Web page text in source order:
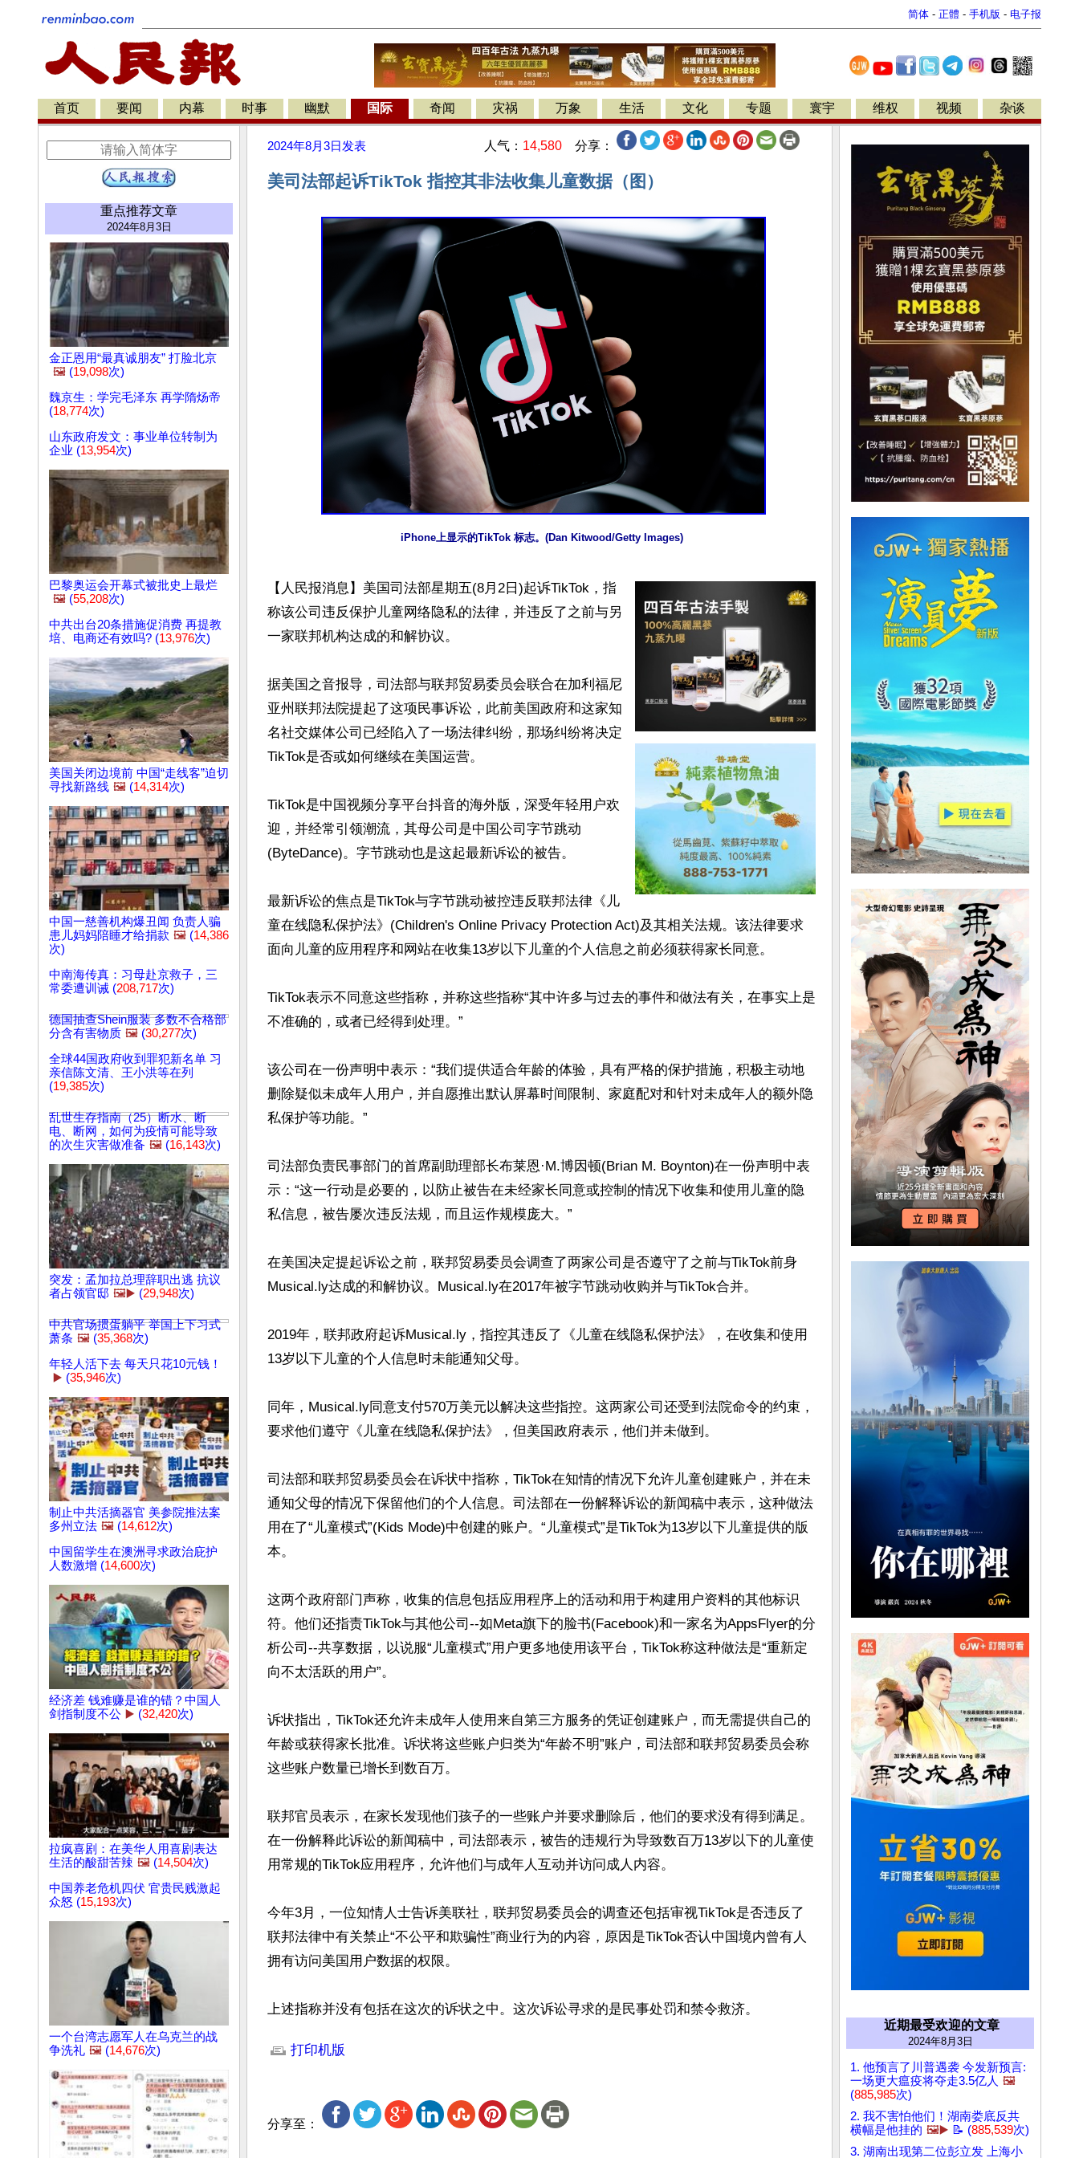
简体 - 正體 - 手机版 - 电子报
首页 要闻 内幕 时事 幽默 国际 奇闻 灾祸 万象 生活 文化 专题 寰宇 维权 视频 杂谈
重点推荐文章
2024年8月3日
金正恩用“最真诚朋友” 打脸北京
🖼️ (19,098次)
魏京生：学完毛泽东 再学隋炀帝
(18,774次)
山东政府发文：事业单位转制为
企业 (13,954次)
巴黎奥运会开幕式被批史上最烂
🖼️ (55,208次)
中共出台20条措施促消费 再提教
培、电商还有效吗? (13,976次)
美国关闭边境前 中国“走线客”迫切
寻找新路线 🖼️ (14,314次)
中国一慈善机构爆丑闻 负责人骗
患儿妈妈陪睡才给捐款 🖼️ (14,386
次)
中南海传真：习母赴京救子，三
常委遭训诫 (208,717次)
德国抽查Shein服装 多数不合格部
分含有害物质 🖼️ (30,277次)
全球44国政府收到罪犯新名单 习
亲信陈文清、王小洪等在列
(19,385次)
乱世生存指南（25）断水、断
电、断网，如何为疫情可能导致
的次生灾害做准备 🖼️ (16,143次)
突发：孟加拉总理辞职出逃 抗议
者占领官邸 🖼️▶️ (29,948次)
中共官场掼蛋躺平 举国上下习式
萧条 🖼️ (35,368次)
年轻人活下去 每天只花10元钱！
▶️ (35,946次)
制止中共活摘器官 美参院推法案
多州立法 🖼️ (14,612次)
中国留学生在澳洲寻求政治庇护
人数激增 (14,600次)
经济差 钱难赚是谁的错？中国人
剑指制度不公 ▶️ (32,420次)
拉疯喜剧：在美华人用喜剧表达
生活的酸甜苦辣 🖼️ (14,504次)
中国养老危机四伏 官贵民贱激起
众怒 (15,193次)
一个台湾志愿军人在乌克兰的战
争洗礼 🖼️ (14,676次)
2024年8月3日 发表 人气： 14,580 分享：
美司法部起诉TikTok 指控其非法收集儿童数据（图）
iPhone上显示的TikTok 标志。(Dan Kitwood/Getty Images)
【人民报消息】美国司法部星期五(8月2日)起诉TikTok，指
称该公司违反保护儿童网络隐私的法律，并违反了之前与另
一家联邦机构达成的和解协议。
据美国之音报导，司法部与联邦贸易委员会联合在加利福尼
亚州联邦法院提起了这项民事诉讼，此前美国政府和这家知
名社交媒体公司已经陷入了一场法律纠纷，那场纠纷将决定
TikTok是否或如何继续在美国运营。
TikTok是中国视频分享平台抖音的海外版，深受年轻用户欢
迎，并经常引领潮流，其母公司是中国公司字节跳动
(ByteDance)。字节跳动也是这起最新诉讼的被告。
最新诉讼的焦点是TikTok与字节跳动被控违反联邦法律《儿
童在线隐私保护法》(Children's Online Privacy Protection Act)及其相关法规。该法律要求
面向儿童的应用程序和网站在收集13岁以下儿童的个人信息之前必须获得家长同意。
TikTok表示不同意这些指称，并称这些指称“其中许多与过去的事件和做法有关，在事实上是
不准确的，或者已经得到处理。”
该公司在一份声明中表示：“我们提供适合年龄的体验，具有严格的保护措施，积极主动地
删除疑似未成年人用户，并自愿推出默认屏幕时间限制、家庭配对和针对未成年人的额外隐
私保护等功能。”
司法部负责民事部门的首席副助理部长布莱恩·M.博因顿(Brian M. Boynton)在一份声明中表
示：“这一行动是必要的，以防止被告在未经家长同意或控制的情况下收集和使用儿童的隐
私信息，被告屡次违反法规，而且运作规模庞大。”
在美国决定提起诉讼之前，联邦贸易委员会调查了两家公司是否遵守了之前与TikTok前身
Musical.ly达成的和解协议。Musical.ly在2017年被字节跳动收购并与TikTok合并。
2019年，联邦政府起诉Musical.ly，指控其违反了《儿童在线隐私保护法》，在收集和使用
13岁以下儿童的个人信息时未能通知父母。
同年，Musical.ly同意支付570万美元以解决这些指控。这两家公司还受到法院命令的约束，
要求他们遵守《儿童在线隐私保护法》，但美国政府表示，他们并未做到。
司法部和联邦贸易委员会在诉状中指称，TikTok在知情的情况下允许儿童创建账户，并在未
通知父母的情况下保留他们的个人信息。司法部在一份解释诉讼的新闻稿中表示，这种做法
用在了“儿童模式”(Kids Mode)中创建的账户。“儿童模式”是TikTok为13岁以下儿童提供的版
本。
这两个政府部门声称，收集的信息包括应用程序上的活动和用于构建用户资料的其他标识
符。他们还指责TikTok与其他公司--如Meta旗下的脸书(Facebook)和一家名为AppsFlyer的分
析公司--共享数据，以说服“儿童模式”用户更多地使用该平台，TikTok称这种做法是“重新定
向不太活跃的用户”。
诉状指出，TikTok还允许未成年人使用来自第三方服务的凭证创建账户，而无需提供自己的
年龄或获得家长批准。诉状将这些账户归类为“年龄不明”账户，司法部和联邦贸易委员会称
这些账户数量已增长到数百万。
联邦官员表示，在家长发现他们孩子的一些账户并要求删除后，他们的要求没有得到满足。
在一份解释此诉讼的新闻稿中，司法部表示，被告的违规行为导致数百万13岁以下的儿童使
用常规的TikTok应用程序，允许他们与成年人互动并访问成人内容。
今年3月，一位知情人士告诉美联社，联邦贸易委员会的调查还包括审视TikTok是否违反了
联邦法律中有关禁止“不公平和欺骗性”商业行为的内容，原因是TikTok否认中国境内曾有人
拥有访问美国用户数据的权限。
上述指称并没有包括在这次的诉状之中。这次诉讼寻求的是民事处罚和禁令救济。
打印机版
分享至：
近期最受欢迎的文章
2024年8月3日
1. 他预言了川普遇袭 今发新预言:
一场更大瘟疫将夺走3.5亿人 🖼️
(885,985次)
2. 我不害怕他们！湖南娄底反共
横幅是他挂的 🖼️▶️ 📝 (885,539次)
3. 湖南出现第二位彭立发 上海小